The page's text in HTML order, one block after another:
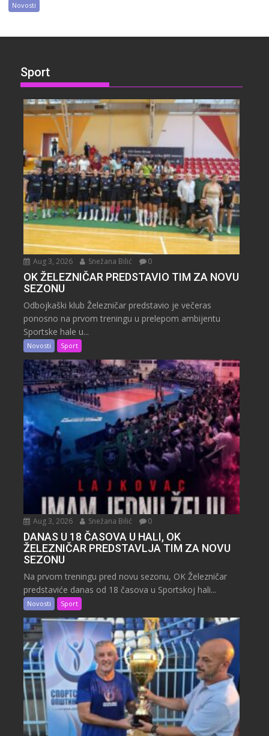
Novosti
Sport
Aug 3, 2026 Snežana Bilić 0
OK ŽELEZNIČAR PREDSTAVIO TIM ZA NOVU
SEZONU
Odbojkaški klub Železničar predstavio je večeras
ponosno na prvom treningu u prelepom ambijentu
Sportske hale u...
Novosti Sport
Aug 3, 2026 Snežana Bilić 0
DANAS U 18 ČASOVA U HALI, OK
ŽELEZNIČAR PREDSTAVLJA TIM ZA NOVU
SEZONU
Na prvom treningu pred novu sezonu, OK Železničar
predstaviće danas od 18 časova u Sportskoj hali...
Novosti Sport